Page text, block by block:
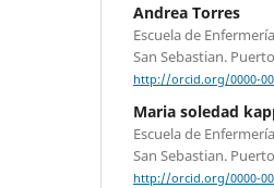
Andrea Torres
Escuela de
San Sebastian.
http://orcid.org/0000-
Maria soledad
Escuela de
San Sebastian.
http://orcid.org/0000-